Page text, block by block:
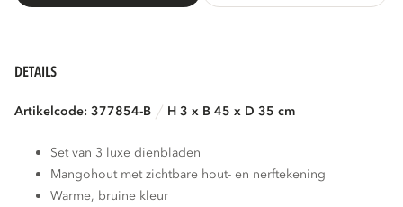
DETAILS
Artikelcode: 377854-B H 3 x B 45 x D 35 cm
Set van 3 luxe dienbladen
Mangohout met zichtbare hout- en nerftekening
Warme, bruine kleur